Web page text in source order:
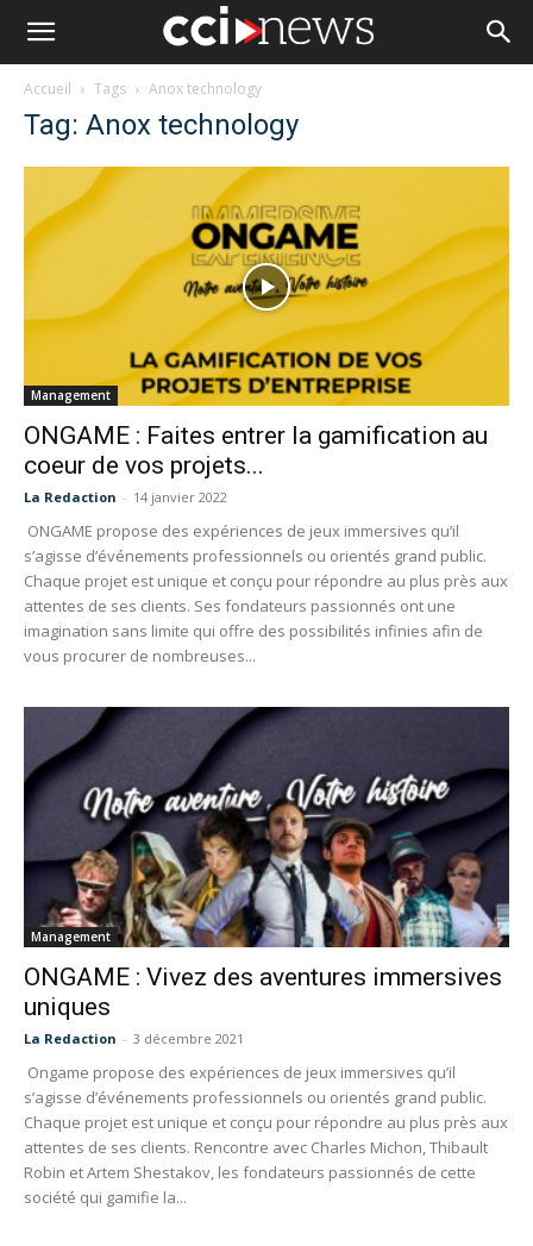
Accueil Tags Anox technology
Tag: Anox technology
Management
ONGAME : Faites entrer la gamification au
coeur de vos projets...
La Redaction - 14 janvier 2022
ONGAME propose des expériences de jeux immersives qu’il
s’agisse d’événements professionnels ou orientés grand public.
Chaque projet est unique et conçu pour répondre au plus près aux
attentes de ses clients. Ses fondateurs passionnés ont une
imagination sans limite qui offre des possibilités infinies afin de
vous procurer de nombreuses...
Management
ONGAME : Vivez des aventures immersives
uniques
La Redaction - 3 décembre 2021
Ongame propose des expériences de jeux immersives qu’il
s’agisse d’événements professionnels ou orientés grand public.
Chaque projet est unique et conçu pour répondre au plus près aux
attentes de ses clients. Rencontre avec Charles Michon, Thibault
Robin et Artem Shestakov, les fondateurs passionnés de cette
société qui gamifie la...